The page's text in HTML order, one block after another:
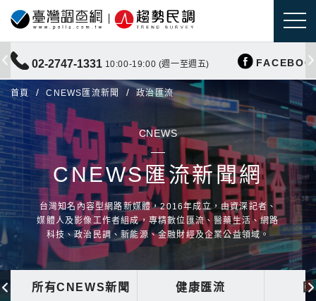
02-2747-1331 10:00-19:00 (週一至週五)
首頁 CNEWS匯流新聞 政治匯流
CNEWS
CNEWS匯流新聞網
台灣知名內容型網路新媒體，2016年成立，由資深記者、
媒體人及影像工作者組成，專精數位匯流、醫藥生活、網路
科技、政治民調、新能源、金融財經及企業公益領域。
所有CNEWS新聞 健康匯流